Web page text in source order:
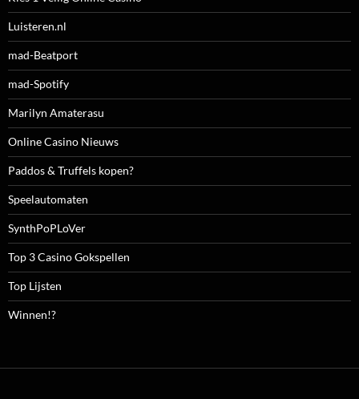
Luisteren.nl
mad-Beatport
mad-Spotify
Marilyn Amaterasu
Online Casino Nieuws
Paddos & Truffels kopen?
Speelautomaten
SynthPoPLoVer
Top 3 Casino Gokspellen
Top Lijsten
Winnen!?